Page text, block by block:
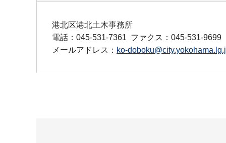
港北区港北土木事務所
電話：045-531-7361 ファクス：045-531-9699
メールアドレス： ko-